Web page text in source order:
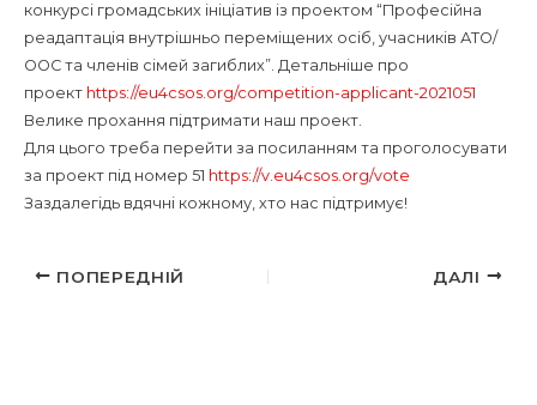
конкурсі громадських ініціатив із проектом “Професійна
реадаптація внутрішньо переміщених осіб, учасників АТО/
ООС та членів сімей загиблих”. Детальніше про
проект https://eu4csos.org/competition-applicant-2021051
Велике прохання підтримати наш проект.
Для цього треба перейти за посиланням та проголосувати
за проект під номер 51 https://v.eu4csos.org/vote
Заздалегідь вдячні кожному, хто нас підтримує!
ПОПЕРЕДНІЙ ДАЛІ